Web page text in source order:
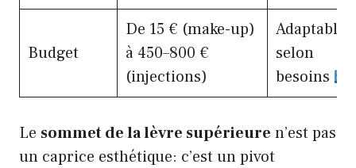
Budget
De 15 € (make-up)
à 450–800 €
(injections)
Adaptable
selon
besoins
Le sommet de la lèvre supérieure n’est pas
un caprice esthétique: c’est un pivot